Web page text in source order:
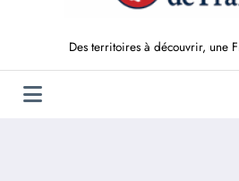
Des territoires à découvrir, une